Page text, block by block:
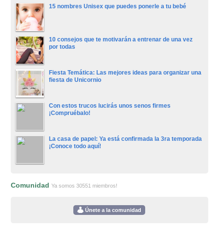
15 nombres Unisex que puedes ponerle a tu bebé
10 consejos que te motivarán a entrenar de una vez
por todas
Fiesta Temática: Las mejores ideas para organizar una
fiesta de Unicornio
Con estos trucos lucirás unos senos firmes
¡Compruébalo!
La casa de papel: Ya está confirmada la 3ra temporada
¡Conoce todo aquí!
ComunidadYa somos 30551 miembros!
Únete a la comunidad